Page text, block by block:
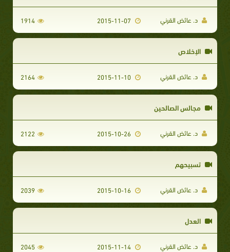
د. عائض القرني 1914
الإخلاص
د. عائض القرني 2164
مجالس الصالحين
د. عائض القرني 2122
تسبيحهم
د. عائض القرني 2039
العدل
د. عائض القرني 2045